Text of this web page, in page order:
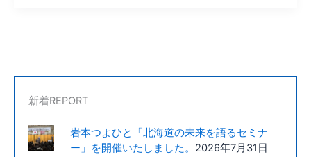
が
見
沢
新着REPORT
岩本つよひと「北海道の未来を語るセミナ
ー」を開催いたしました。
2026年7月31日